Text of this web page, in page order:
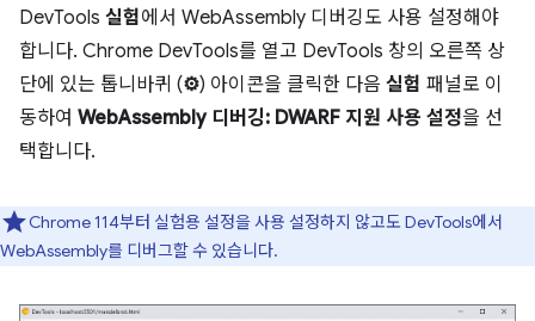
DevTools 실험 에서 WebAssembly 디버깅도 사용 설정해야
합니다. Chrome DevTools를 열고 DevTools 창의 오른쪽 상
단에 있는 톱니바퀴 (⚙) 아이콘을 클릭한 다음 실험 패널로 이
동하여 WebAssembly 디버깅: DWARF 지원 사용 설정을 선
택합니다.
Chrome 114부터 실험용 설정을 사용 설정하지 않고도 DevTools에서
WebAssembly를 디버그할 수 있습니다.